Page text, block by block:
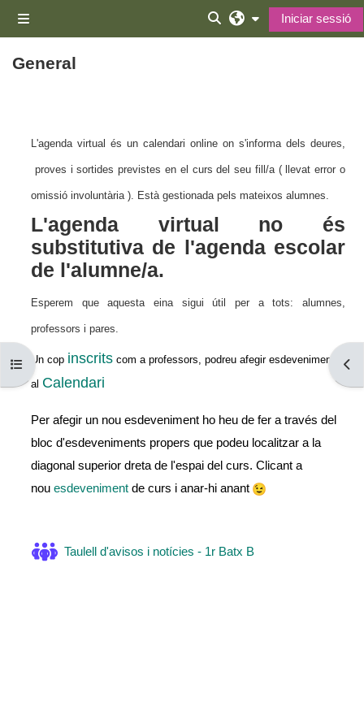
Commuta l'entrada de la
Iniciar sessió
Obre l'índex del curs
General
L'agenda virtual és un calendari online on s'informa dels deures,
proves i sortides previstes en el curs del seu fill/a ( llevat error o
omissió involuntària ). Està gestionada pels mateixos alumnes.
L'agenda virtual no és
substitutiva de l'agenda escolar
de l'alumne/a.
Esperem que aquesta eina sigui útil per a tots: alumnes,
professors i pares.
Un cop inscrits com a professors, podreu afegir esdeveniments
al Calendari
Per afegir un nou esdeveniment ho heu de fer a través del
bloc d'esdeveniments propers que podeu localitzar a la
diagonal superior dreta de l'espai del curs. Clicant a
nou esdeveniment de curs i anar-hi anant
Taulell d'avisos i notícies - 1r Batx B